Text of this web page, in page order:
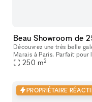
Beau Showroom de
Découvrez une très belle galerie de 250 m²
Marais à Paris. Parfait
caractéristiques uniques
250 m2
PROPRIÉTAIRE